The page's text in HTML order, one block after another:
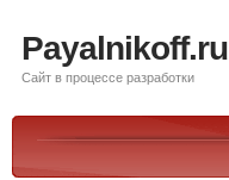
Payalnikoff.ru
Сайт в процессе разработки